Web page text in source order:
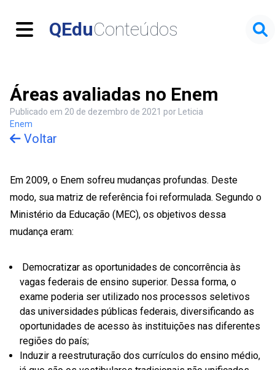
Menu QEduConteúdos
Áreas avaliadas no Enem
Publicado em 20 de dezembro de 2021 por Leticia
Enem
Voltar
Em 2009, o Enem sofreu mudanças profundas. Deste
modo, sua matriz de referência foi reformulada. Segundo o
Ministério da Educação (MEC), os objetivos dessa
mudança eram:
Democratizar as oportunidades de concorrência às
vagas federais de ensino superior. Dessa forma, o
exame poderia ser utilizado nos processos seletivos
das universidades públicas federais, diversificando as
oportunidades de acesso às instituições nas diferentes
regiões do país;
Induzir a reestruturação dos currículos do ensino médio,